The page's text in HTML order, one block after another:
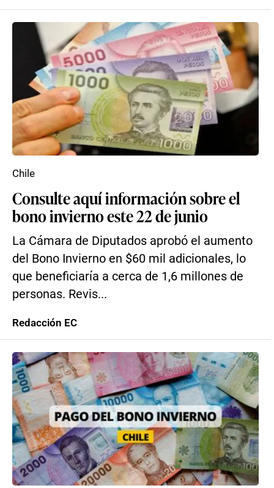
Consulte aquí información sobre el
bono invierno este 22 de junio
La Cámara de Diputados aprobó el aumento
del Bono Invierno en $60 mil adicionales, lo
que beneficiaría a cerca de 1,6 millones de
personas. Revis...
Chile
Redacción EC